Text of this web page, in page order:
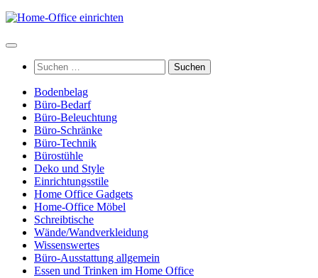
Zum
springen
Suchen
nach:
Bodenbelag
Büro-Bedarf
Büro-Beleuchtung
Büro-Schränke
Büro-Technik
Bürostühle
Deko und Style
Einrichtungsstile
Home Office Gadgets
Home-Office Möbel
Schreibtische
Wände/Wandverkleidung
Wissenswertes
Büro-Ausstattung allgemein
Essen und Trinken im Home Office